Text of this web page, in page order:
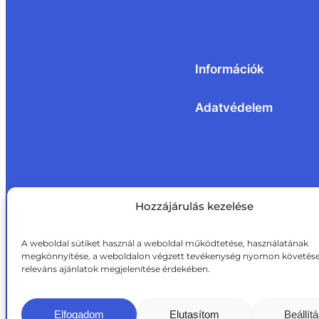
Hozzájárulás kezelése
A weboldal sütiket használ a weboldal működtetése, használatának
megkönnyítése, a weboldalon végzett tevékenység nyomon
releváns ajánlatok megjelenítése érdekében.
Elfogadom Elutasítom
Információk
Adatvédelem